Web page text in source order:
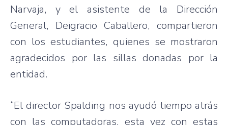
Narvaja, y el asistente de la Dirección
General, Deigracio Caballero, compartieron
con los estudiantes, quienes se mostraron
agradecidos por las sillas donadas por la
entidad.
“El director Spalding nos ayudó tiempo atrás
con las computadoras, esta vez con estas